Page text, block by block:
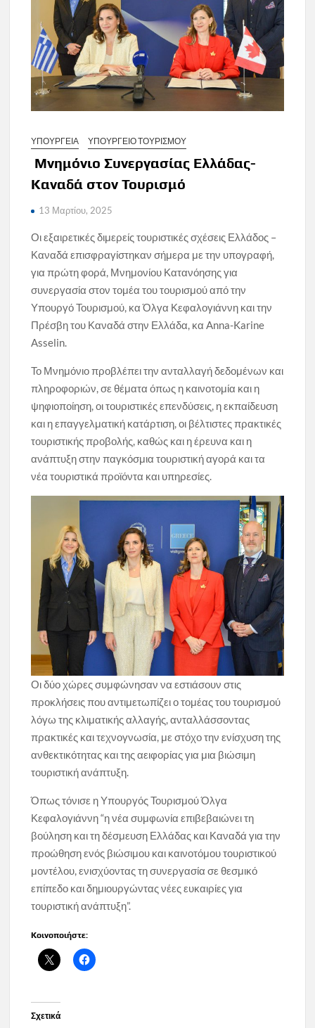
ΥΠΟΥΡΓΕΙΑ ΥΠΟΥΡΓΕΙΟ ΤΟΥΡΙΣΜΟΥ
Μνημόνιο Συνεργασίας Ελλάδας-
Καναδά στον Τουρισμό
13 Μαρτίου, 2025
Οι εξαιρετικές διμερείς τουριστικές σχέσεις Ελλάδος –
Καναδά επισφραγίστηκαν σήμερα με την υπογραφή,
για πρώτη φορά, Μνημονίου Κατανόησης για
συνεργασία στον τομέα του τουρισμού από την
Υπουργό Τουρισμού, κα Όλγα Κεφαλογιάννη και την
Πρέσβη του Καναδά στην Ελλάδα, κα Anna-Karine
Asselin.
Το Μνημόνιο προβλέπει την ανταλλαγή δεδομένων και
πληροφοριών, σε θέματα όπως η καινοτομία και η
ψηφιοποίηση, οι τουριστικές επενδύσεις, η εκπαίδευση
και η επαγγελματική κατάρτιση, οι βέλτιστες πρακτικές
τουριστικής προβολής, καθώς και η έρευνα και η
ανάπτυξη στην παγκόσμια τουριστική αγορά και τα
νέα τουριστικά προϊόντα και υπηρεσίες.
Οι δύο χώρες συμφώνησαν να εστιάσουν στις
προκλήσεις που αντιμετωπίζει ο τομέας του τουρισμού
λόγω της κλιματικής αλλαγής, ανταλλάσσοντας
πρακτικές και τεχνογνωσία, με στόχο την ενίσχυση της
ανθεκτικότητας και της αειφορίας για μια βιώσιμη
τουριστική ανάπτυξη.
Όπως τόνισε η Υπουργός Τουρισμού Όλγα
Κεφαλογιάννη “η νέα συμφωνία επιβεβαιώνει τη
βούληση και τη δέσμευση Ελλάδας και Καναδά για την
προώθηση ενός βιώσιμου και καινοτόμου τουριστικού
μοντέλου, ενισχύοντας τη συνεργασία σε θεσμικό
επίπεδο και δημιουργώντας νέες ευκαιρίες για
τουριστική ανάπτυξη”.
Κοινοποιήστε:
Σχετικά